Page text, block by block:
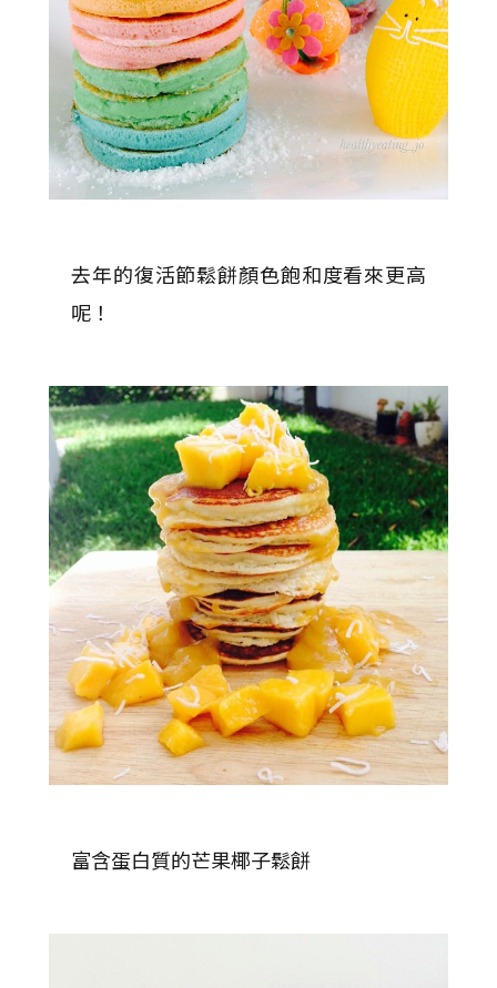
去年的復活節鬆餅顏色飽和度看來更高
呢！
富含蛋白質的芒果椰子鬆餅